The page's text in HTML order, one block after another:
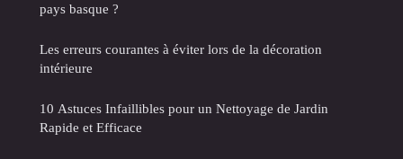
pays basque ?
Les erreurs courantes à éviter lors de la décoration
intérieure
10 Astuces Infaillibles pour un Nettoyage de Jardin
Rapide et Efficace